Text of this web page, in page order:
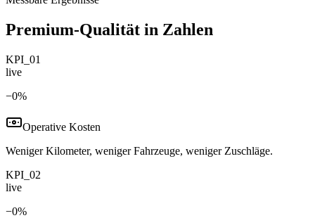
Premium-Qualität in Zahlen
KPI_01
live
−0%
Operative Kosten
Weniger Kilometer, weniger Fahrzeuge, weniger Zuschläge.
KPI_02
live
−0%